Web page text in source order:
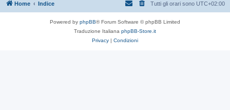
Home Indice Tutti gli orari sono UTC+02:00
Powered by phpBB® Forum Software © phpBB Limited
Traduzione Italiana phpBB-Store.it
Privacy | Condizioni